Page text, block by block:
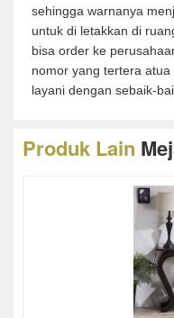
sehingga warnanya
untuk di letakkan di
bisa order ke
nomor yang tertera
layani dengan sebaik-
Produk Lain